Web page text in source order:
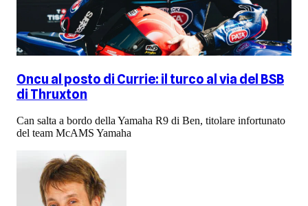
Oncu al posto di Currie: il turco al via del BSB
di Thruxton
Can salta a bordo della Yamaha R9 di Ben, titolare infortunato
del team McAMS Yamaha